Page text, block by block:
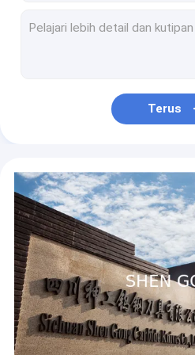
Pisau Pemotong Film Tungsten
Mengubah Pisau Tungsten Carbide
Kekerasan Tinggi Anti Abrasive Tungsten
Film Tipis Carbide Razor Blade
HRA92 HRA93 tungsten saw tips Cemented Carbide
Terus